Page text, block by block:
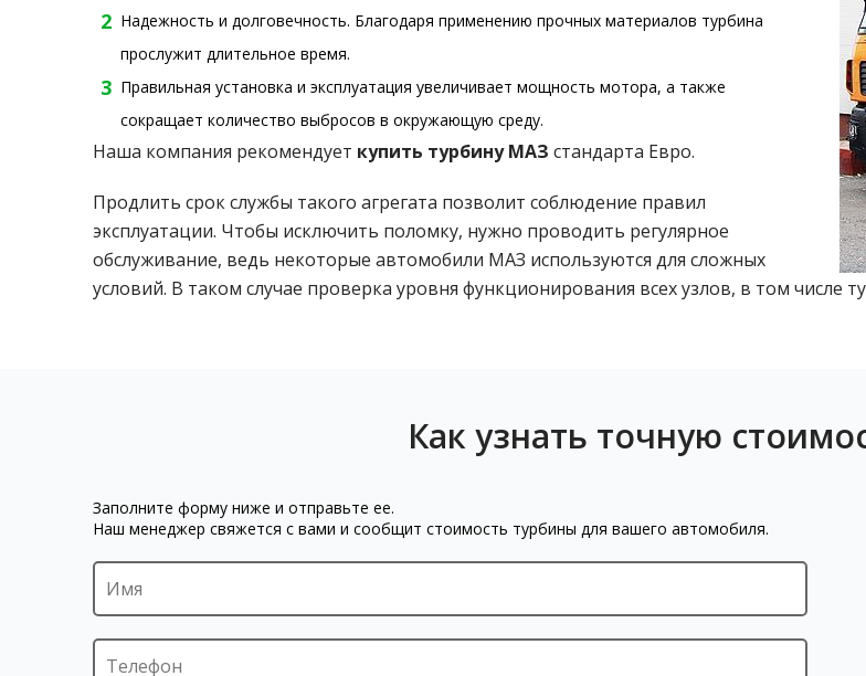
Надежность и долговечность. Благодаря применению прочных материалов турбина
прослужит длительное время.
Правильная установка и эксплуатация увеличивает мощность мотора, а также
сокращает количество выбросов в окружающую среду.
Наша компания рекомендует купить турбину МАЗ стандарта Евро.
Продлить срок службы такого агрегата позволит соблюдение правил
эксплуатации. Чтобы исключить поломку, нужно проводить регулярное
обслуживание, ведь некоторые автомобили МАЗ используются для сложных
условий. В таком случае проверка уровня функционирования всех узлов, в том числе
Как узнать точную
Заполните форму ниже и отправьте ее.
Наш менеджер свяжется с вами и сообщит стоимость турбины для вашего автомобиля.